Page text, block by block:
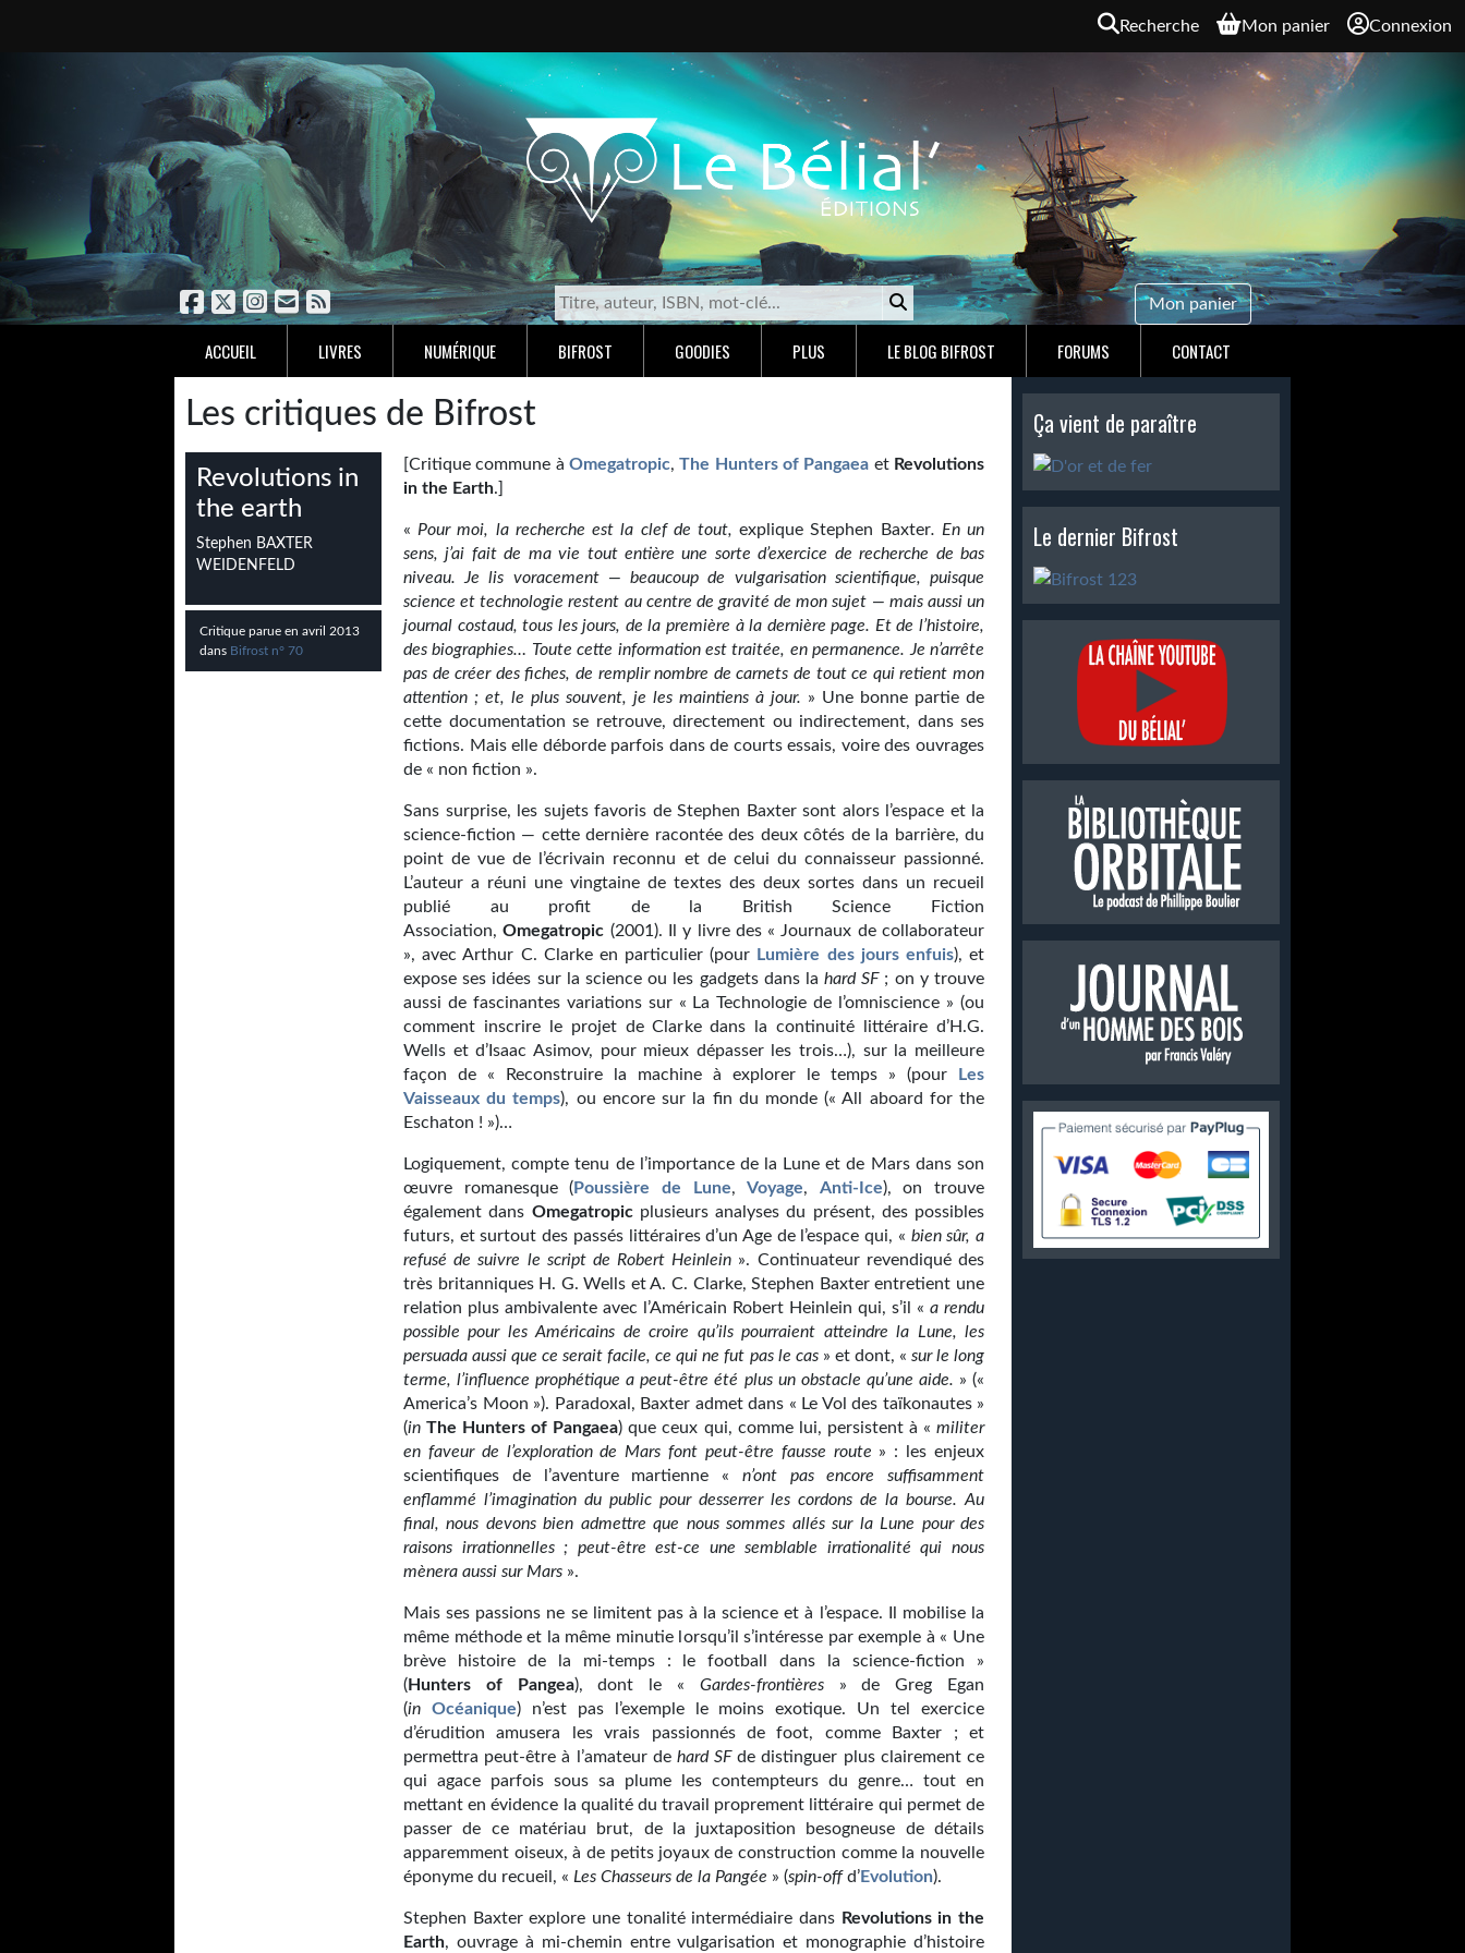
Recherche Mon panier Connexion
Mon panier
ACCUEIL LIVRES NUMÉRIQUE BIFROST GOODIES PLUS LE BLOG BIFROST FORUMS CONTACT
Les critiques de Bifrost
Revolutions in
the earth
Stephen BAXTER
WEIDENFELD
Critique parue en avril 2013
dans Bifrost n° 70
[Critique commune à Omegatropic,The Hunters of Pangaea et Revolutions
in the Earth.]
« Pour moi, la recherche est la clef de tout, explique Stephen Baxter. En un
sens, j’ai fait de ma vie tout entière une sorte d’exercice de recherche de bas
niveau. Je lis voracement — beaucoup de vulgarisation scientifique, puisque
science et technologie restent au centre de gravité de mon sujet — mais aussi un
journal costaud, tous les jours, de la première à la dernière page. Et de l’histoire,
des biographies… Toute cette information est traitée, en permanence. Je n’arrête
pas de créer des fiches, de remplir nombre de carnets de tout ce qui retient mon
attention ; et, le plus souvent, je les maintiens à jour. » Une bonne partie de
cette documentation se retrouve, directement ou indirectement, dans ses
fictions. Mais elle déborde parfois dans de courts essais, voire des ouvrages
de « non fiction ».
Sans surprise, les sujets favoris de Stephen Baxter sont alors l’espace et la
science-fiction — cette dernière racontée des deux côtés de la barrière, du
point de vue de l’écrivain reconnu et de celui du connaisseur passionné.
L’auteur a réuni une vingtaine de textes des deux sortes dans un recueil
publié au profit de la British Science Fiction
Association,Omegatropic (2001). Il y livre des « Journaux de collaborateur
», avec Arthur C. Clarke en particulier (pour Lumière des jours enfuis), et
expose ses idées sur la science ou les gadgets dans lahard SF ; on y trouve
aussi de fascinantes variations sur « La Technologie de l’omniscience » (ou
comment inscrire le projet de Clarke dans la continuité littéraire d’H.G.
Wells et d’Isaac Asimov, pour mieux dépasser les trois…), sur la meilleure
façon de « Reconstruire la machine à explorer le temps » (pour
Les
Vaisseaux du temps), ou encore sur la fin du monde (« All aboard for the
Eschaton ! »)…
Logiquement, compte tenu de l’importance de la Lune et de Mars dans son
œuvre romanesque (Poussière de Lune,Voyage, Anti-Ice), on trouve
également dans Omegatropic plusieurs analyses du présent, des possibles
futurs, et surtout des passés littéraires d’un Age de l’espace qui, « bien sûr, a
refusé de suivre le script de Robert Heinlein ». Continuateur revendiqué des
très britanniques H. G. Wells et A. C. Clarke, Stephen Baxter entretient une
relation plus ambivalente avec l’Américain Robert Heinlein qui, s’il « a rendu
possible pour les Américains de croire qu’ils pourraient atteindre la Lune, les
persuada aussi que ce serait facile, ce qui ne fut pas le cas» et dont, « sur le long
terme, l’influence prophétique a peut-être été plus un obstacle qu’une aide. » («
America’s Moon »). Paradoxal, Baxter admet dans « Le Vol des taïkonautes »
(inThe Hunters of Pangaea) que ceux qui, comme lui, persistent à «militer
en faveur de l’exploration de Mars font peut-être fausse route » : les enjeux
scientifiques de l’aventure martienne « n’ont pas encore suffisamment
enflammé l’imagination du public pour desserrer les cordons de la bourse. Au
final, nous devons bien admettre que nous sommes allés sur la Lune pour des
raisons irrationnelles ; peut-être est-ce une semblable irrationalité qui nous
mènera aussi sur Mars ».
Mais ses passions ne se limitent pas à la science et à l’espace. Il mobilise la
même méthode et la même minutie lorsqu’il s’intéresse par exemple à « Une
brève histoire de la mi-temps : le football dans la science-fiction »
(Hunters of Pangea), dont le « Gardes-frontières » de Greg Egan
(in Océanique) n’est pas l’exemple le moins exotique. Un tel exercice
d’érudition amusera les vrais passionnés de foot, comme Baxter ; et
permettra peut-être à l’amateur de hard SFde distinguer plus clairement ce
qui agace parfois sous sa plume les contempteurs du genre… tout en
mettant en évidence la qualité du travail proprement littéraire qui permet de
passer de ce matériau brut, de la juxtaposition besogneuse de détails
apparemment oiseux, à de petits joyaux de construction comme la nouvelle
éponyme du recueil, « Les Chasseurs de la Pangée » (spin-offd’Evolution).
Stephen Baxter explore une tonalité intermédiaire dans Revolutions in the
Earth, ouvrage à mi-chemin entre vulgarisation et monographie d’histoire
Ça vient de paraître
Le dernier Bifrost